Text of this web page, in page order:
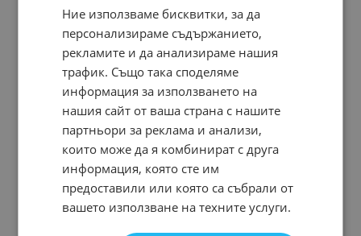
Ние използваме бисквитки, за да
персонализираме съдържанието,
рекламите и да анализираме нашия
трафик. Също така споделяме
информация за използването на
нашия сайт от ваша страна с нашите
партньори за реклама и анализи,
които може да я комбинират с друга
информация, която сте им
предоставили или която са събрали от
вашето използване на техните услуги.